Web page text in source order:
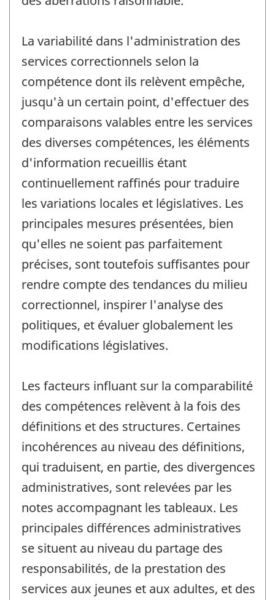
La variabilité dans l'administration des
services correctionnels selon la
compétence dont ils relèvent empêche,
jusqu'à un certain point, d'effectuer des
comparaisons valables entre les services
des diverses compétences, les éléments
d'information recueillis étant
continuellement raffinés pour traduire
les variations locales et législatives. Les
principales mesures présentées, bien
qu'elles ne soient pas parfaitement
précises, sont toutefois suffisantes pour
rendre compte des tendances du milieu
correctionnel, inspirer l'analyse des
politiques, et évaluer globalement les
modifications législatives.
Les facteurs influant sur la comparabilité
des compétences relèvent à la fois des
définitions et des structures. Certaines
incohérences au niveau des définitions,
qui traduisent, en partie, des divergences
administratives, sont relevées par les
notes accompagnant les tableaux. Les
principales différences administratives
se situent au niveau du partage des
responsabilités, de la prestation des
services aux jeunes et aux adultes, et des